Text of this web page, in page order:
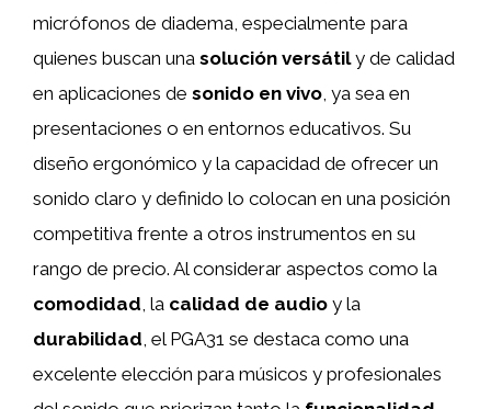
micrófonos de diadema, especialmente para
quienes buscan una solución versátily de calidad
en aplicaciones de sonido en vivo , ya sea en
presentaciones o en entornos educativos. Su
diseño ergonómico y la capacidad de ofrecer un
sonido claro y definido lo colocan en una posición
competitiva frente a otros instrumentos en su
rango de precio. Al considerar aspectos como la
comodidad , la calidad de audio y la
durabilidad , el PGA31 se destaca como una
excelente elección para músicos y profesionales